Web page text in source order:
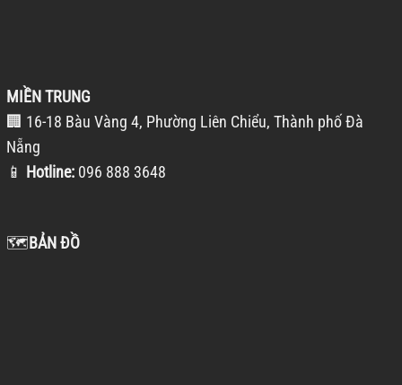
MIỀN TRUNG
🏢 16-18 Bàu Vàng 4, Phường Liên Chiểu, Thành phố Đà
Nẵng
📱 Hotline: 096 888 3648
🗺️BẢN ĐỒ